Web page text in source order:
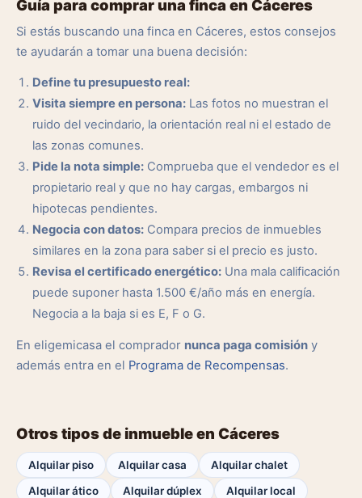
Guía para comprar una finca en Cáceres
Si estás buscando una finca en Cáceres, estos consejos
te ayudarán a tomar una buena decisión:
Define tu presupuesto real:
Visita siempre en persona: Las fotos no muestran el
ruido del vecindario, la orientación real ni el estado de
las zonas comunes.
Pide la nota simple: Comprueba que el vendedor es el
propietario real y que no hay cargas, embargos ni
hipotecas pendientes.
Negocia con datos: Compara precios de inmuebles
similares en la zona para saber si el precio es justo.
Revisa el certificado energético: Una mala calificación
puede suponer hasta 1.500 €/año más en energía.
Negocia a la baja si es E, F o G.
En eligemicasa el comprador nunca paga comisión y
además entra en el Programa de Recompensas.
Otros tipos de inmueble en Cáceres
Alquilar piso Alquilar casa
Alquilar chalet
Alquilar ático
Alquilar dúplex
Alquilar local